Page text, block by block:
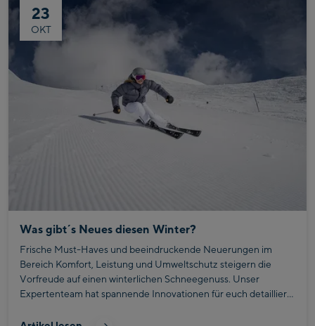
23
OKT
Was gibt´s Neues diesen Winter?
Frische Must-Haves und beeindruckende Neuerungen im
Bereich Komfort, Leistung und Umweltschutz steigern die
Vorfreude auf einen winterlichen Schneegenuss. Unser
Expertenteam hat spannende Innovationen für euch detailliert